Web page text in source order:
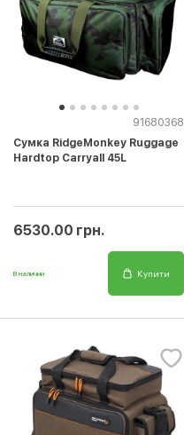
91680368
Сумка RidgeMonkey Ruggage
Hardtop Carryall 45L
6530.00 грн.
В наличии Купити